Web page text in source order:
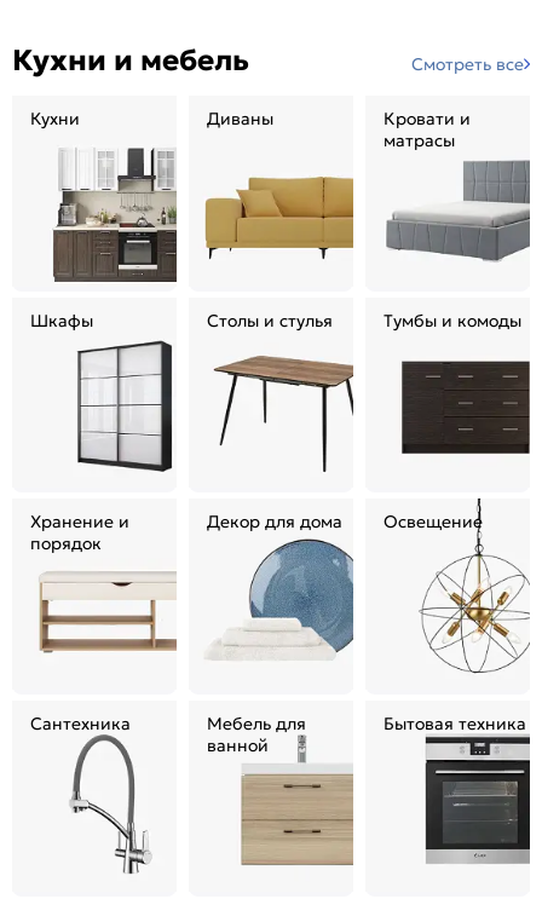
Кухни и мебель Смотреть все
Кухни Диваны
Кровати и
матрасы
Шкафы Столы и стулья Тумбы и комоды
Хранение и
порядок
Декор для дома Освещение
Сантехника
Мебель для
ванной
Бытовая техника